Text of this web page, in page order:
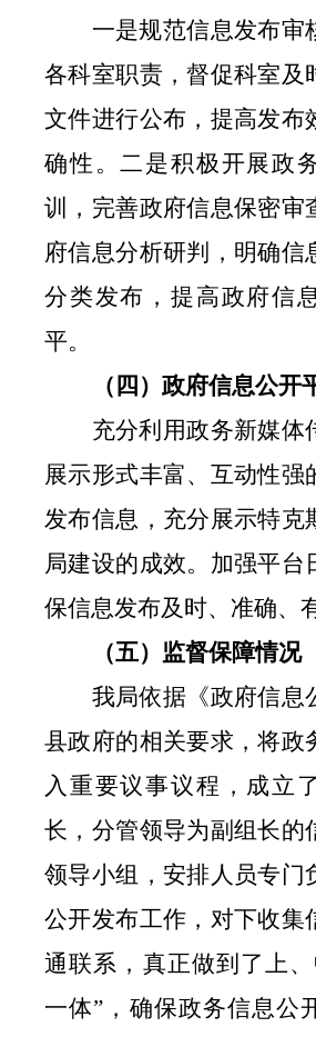
一是规范信息发布审
各科室职责，督促科室及
文件进行公布，提高发布
确性。二是积极开展政
训，完善政府信息保密审
府信息分析研判，明确信
分类发布，提高政府信
平。
（四）政府信息公开
充分利用政务新媒体
展示形式丰富、互动性强
发布信息，充分展示特克
局建设的成效。加强平台
保信息发布及时、准确、
（五）监督保障情况
我局依据《政府信息
县政府的相关要求，将政
入重要议事议程，成立
长，分管领导为副组长的
领导小组，安排人员专门
公开发布工作，对下收集
通联系，真正做到了上
一体”，确保政务信息公